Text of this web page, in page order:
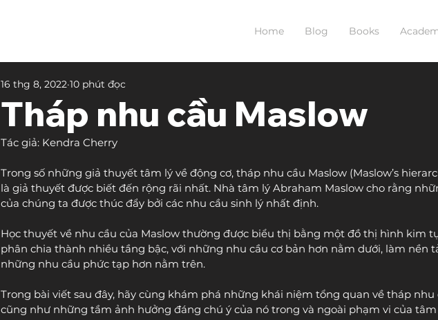
Home Blog Books
Tháp nhu cầu Maslow
16 thg 8, 2022 10 phút đọc
Tác giả: Kendra Cherry
Trong số những giả thuyết tâm lý về động cơ, tháp nhu cầu Maslow (Maslow’s
là giả thuyết được biết đến rộng rãi nhất. Nhà tâm lý Abraham Maslow cho rằng
của chúng ta được thúc đẩy bởi các nhu cầu sinh lý nhất định.
Học thuyết về nhu cầu của Maslow thường được biểu thị bằng một đồ thị hình kim
phân chia thành nhiều tầng bậc, với những nhu cầu cơ bản hơn nằm dưới, làm nền
những nhu cầu phức tạp hơn nằm trên.
Trong bài viết sau đây, hãy cùng khám phá những khái niệm tổng quan về tháp nhu
cũng như những tầm ảnh hưởng đáng chú ý của nó trong và ngoài phạm vi của tâm